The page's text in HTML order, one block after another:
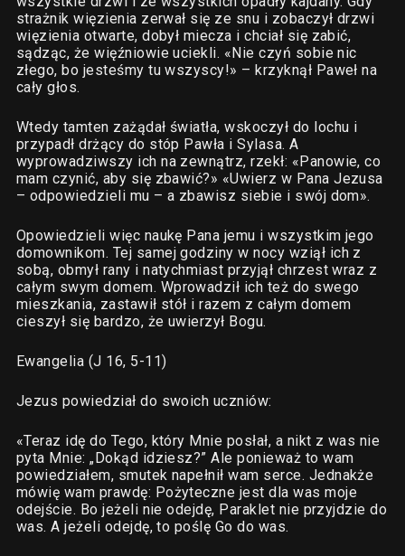
strażnik więzienia zerwał się ze snu i zobaczył drzwi
więzienia otwarte, dobył miecza i chciał się zabić,
sądząc, że więźniowie uciekli. «Nie czyń sobie nic
złego, bo jesteśmy tu wszyscy!» – krzyknął Paweł na
cały głos.
Wtedy tamten zażądał światła, wskoczył do lochu i
przypadł drżący do stóp Pawła i Sylasa. A
wyprowadziwszy ich na zewnątrz, rzekł: «Panowie, co
mam czynić, aby się zbawić?» «Uwierz w Pana Jezusa
– odpowiedzieli mu – a zbawisz siebie i swój dom».
Opowiedzieli więc naukę Pana jemu i wszystkim jego
domownikom. Tej samej godziny w nocy wziął ich z
sobą, obmył rany i natychmiast przyjął chrzest wraz z
całym swym domem. Wprowadził ich też do swego
mieszkania, zastawił stół i razem z całym domem
cieszył się bardzo, że uwierzył Bogu.
Ewangelia (J 16, 5-11)
Jezus powiedział do swoich uczniów:
«Teraz idę do Tego, który Mnie posłał, a nikt z was nie
pyta Mnie: „Dokąd idziesz?” Ale ponieważ to wam
powiedziałem, smutek napełnił wam serce. Jednakże
mówię wam prawdę: Pożyteczne jest dla was moje
odejście. Bo jeżeli nie odejdę, Paraklet nie przyjdzie do
was. A jeżeli odejdę, to poślę Go do was.